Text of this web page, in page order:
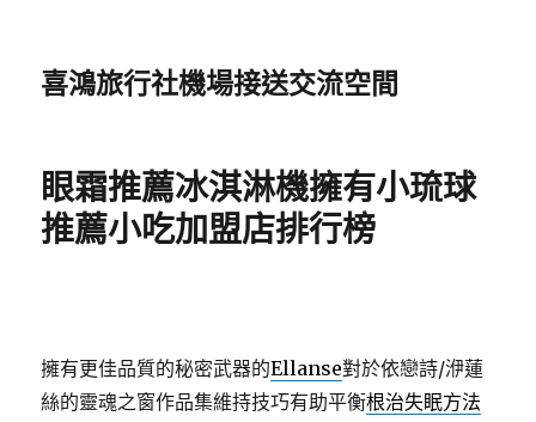
喜鴻旅行社機場接送交流空間
眼霜推薦冰淇淋機擁有小琉球
推薦小吃加盟店排行榜
擁有更佳品質的秘密武器的Ellanse對於依戀詩/洢蓮
絲的靈魂之窗作品集維持技巧有助平衡根治失眠方法